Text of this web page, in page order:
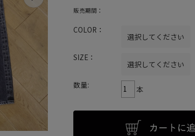
販売期間：
COLOR：
SIZE：
数量: 本